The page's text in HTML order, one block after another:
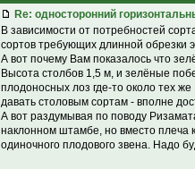
Re: односторонний
В зависимости от потребностей
сортов требующих длинной обрезки
А вот почему Вам показалось что
Высота столбов 1,5 м, и зелёные
плодоносных лоз где-то около тех
давать столовым сортам - вполне
А вот раздумывая по поводу
наклонном штамбе, но вместо плеча
одиночного плодового звена. Надо